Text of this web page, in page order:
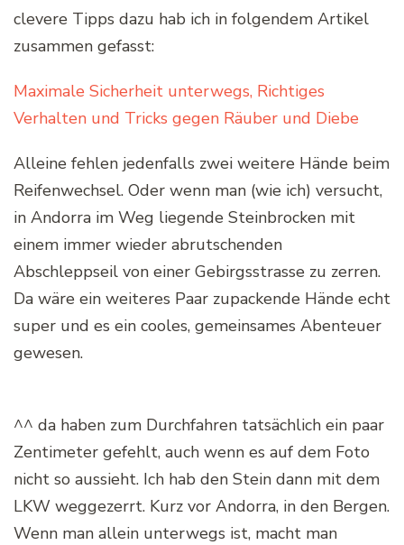
clevere Tipps dazu hab ich in folgendem Artikel
zusammen gefasst:
Maximale Sicherheit unterwegs, Richtiges
Verhalten und Tricks gegen Räuber und Diebe
Alleine fehlen jedenfalls zwei weitere Hände beim
Reifenwechsel. Oder wenn man (wie ich) versucht,
in Andorra im Weg liegende Steinbrocken mit
einem immer wieder abrutschenden
Abschleppseil von einer Gebirgsstrasse zu zerren.
Da wäre ein weiteres Paar zupackende Hände echt
super und es ein cooles, gemeinsames Abenteuer
gewesen.
^^ da haben zum Durchfahren tatsächlich ein paar
Zentimeter gefehlt, auch wenn es auf dem Foto
nicht so aussieht. Ich hab den Stein dann mit dem
LKW weggezerrt. Kurz vor Andorra, in den Bergen.
Wenn man allein unterwegs ist, macht man